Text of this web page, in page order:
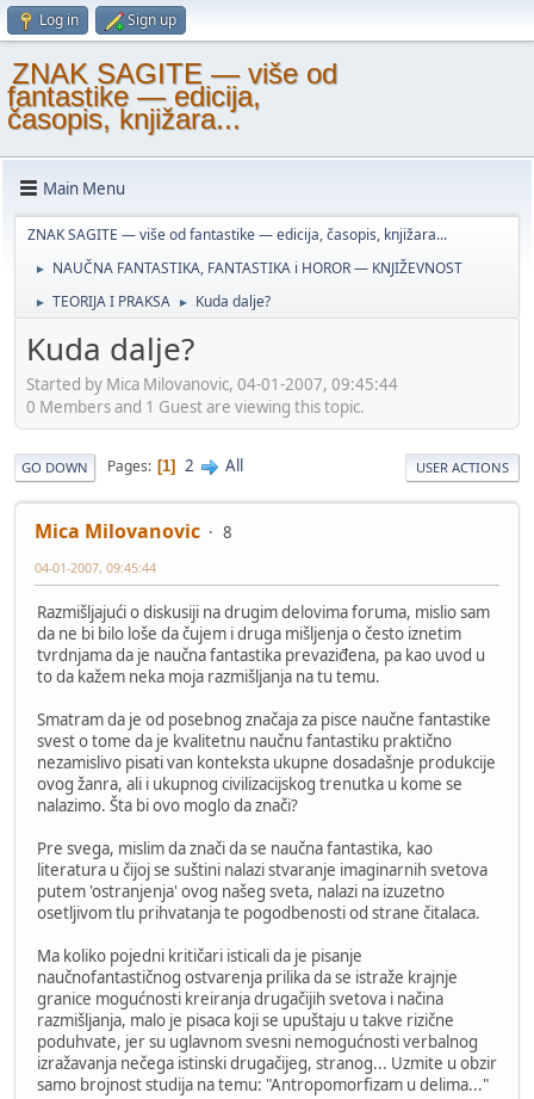
Log in Sign up
ZNAK SAGITE — više od
fantastike — edicija,
časopis, knjižara...
Main Menu
ZNAK SAGITE — više od fantastike — edicija, časopis, knjižara...
► NAUČNA FANTASTIKA, FANTASTIKA i HOROR — KNJIŽEVNOST
► TEORIJA I PRAKSA ► Kuda dalje?
Kuda dalje?
Started by Mica Milovanovic, 04-01-2007, 09:45:44
0 Members and 1 Guest are viewing this topic.
GO DOWN Pages 1 2 All USER ACTIONS
Mica Milovanovic 8
04-01-2007, 09:45:44
Razmišljajući o diskusiji na drugim delovima foruma, mislio sam
da ne bi bilo loše da čujem i druga mišljenja o često iznetim
tvrdnjama da je naučna fantastika prevaziđena, pa kao uvod u
to da kažem neka moja razmišljanja na tu temu.
Smatram da je od posebnog značaja za pisce naučne fantastike
svest o tome da je kvalitetnu naučnu fantastiku praktično
nezamislivo pisati van konteksta ukupne dosadašnje produkcije
ovog žanra, ali i ukupnog civilizacijskog trenutka u kome se
nalazimo. Šta bi ovo moglo da znači?
Pre svega, mislim da znači da se naučna fantastika, kao
literatura u čijoj se suštini nalazi stvaranje imaginarnih svetova
putem 'ostranjenja' ovog našeg sveta, nalazi na izuzetno
osetljivom tlu prihvatanja te pogodbenosti od strane čitalaca.
Ma koliko pojedni kritičari isticali da je pisanje
naučnofantastičnog ostvarenja prilika da se istraže krajnje
granice mogućnosti kreiranja drugačijih svetova i načina
razmišljanja, malo je pisaca koji se upuštaju u takve rizične
poduhvate, jer su uglavnom svesni nemogućnosti verbalnog
izražavanja nečega istinski drugačijeg, stranog... Uzmite u obzir
samo brojnost studija na temu: "Antropomorfizam u delima..."